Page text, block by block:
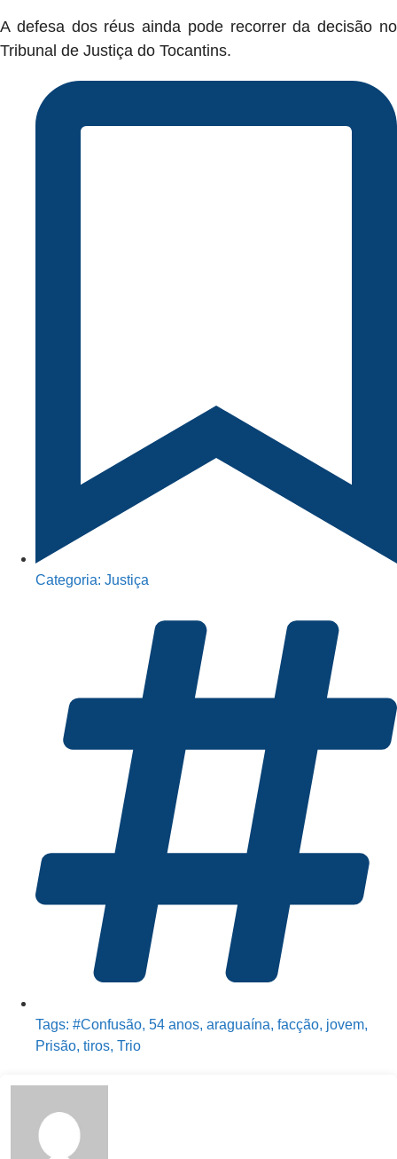
A defesa dos réus ainda pode recorrer da decisão no
Tribunal de Justiça do Tocantins.
Categoria: Justiça
Tags: #Confusão, 54 anos, araguaína, facção, jovem,
Prisão, tiros, Trio